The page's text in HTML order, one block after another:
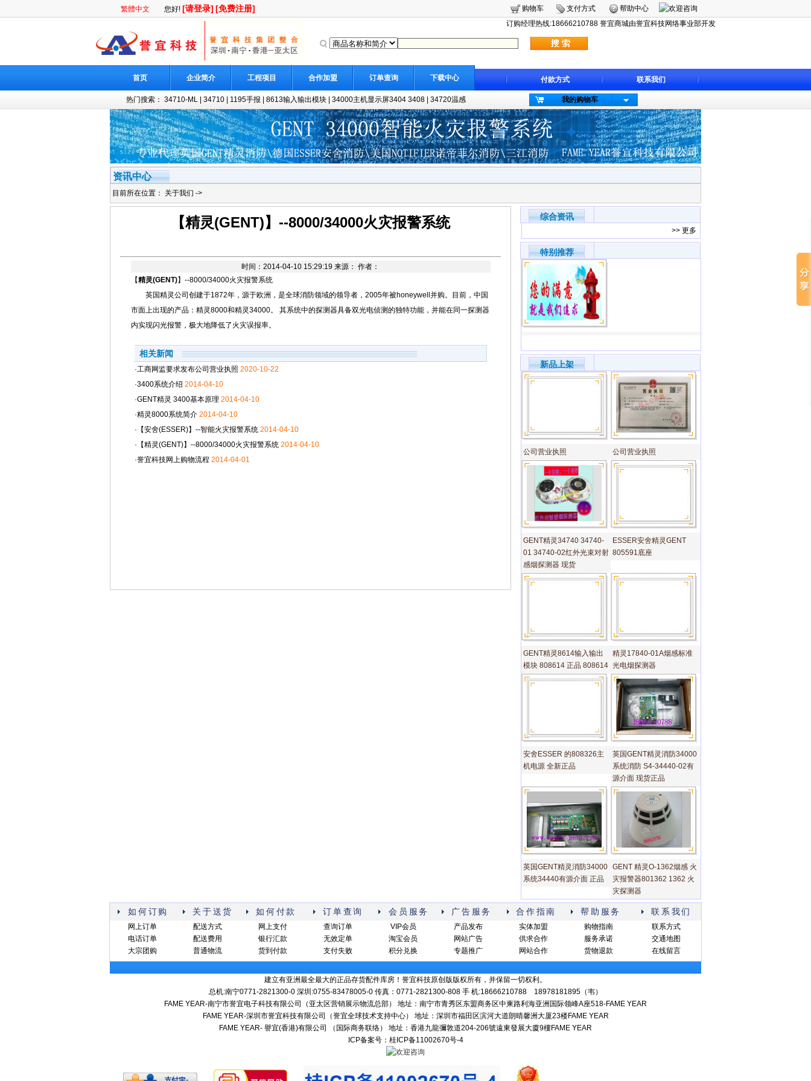
繁體中文 您好! [请登录] [免费注册] 购物车 支付方式
帮助中心
订购经理热线:18666210788 誉宜商城由誉宜科技网络事业部开发
首页 企业简介 工程项目 合作加盟 订单查询 下载中心 付款方式 联系我们
热门搜索： 34710-ML 34710 1195手报 8613输入输出模块 34000主机显示屏3404 3408 34720温感 我的购物车
资讯中心
目前所在位置： 关于我们 ->
【精灵(GENT)】--8000/34000火灾报警系统
时间：2014-04-10 15:29:19 来源： 作者：
【精灵(GENT)】--8000/34000火灾报警系统
英国精灵公司创建于1872年，源于欧洲，是全球消防领域的领导者，2005年被honeywell并购。目前，中国
市面上出现的产品：精灵8000和精灵34000。 其系统中的探测器具备双光电侦测的独特功能，并能在同一探测器
内实现闪光报警，极大地降低了火灾误报率。
相关新闻
·工商网监要求发布公司营业执照 2020-10-22
·3400系统介绍 2014-04-10
·GENT精灵 3400基本原理 2014-04-10
·精灵8000系统简介 2014-04-10
·【安舍(ESSER)】--智能火灾报警系统 2014-04-10
·【精灵(GENT)】--8000/34000火灾报警系统 2014-04-10
·誉宜科技网上购物流程 2014-04-01
综合资讯
>> 更多
特别推荐
新品上架
公司营业执照 公司营业执照
GENT精灵34740 34740-
01 34740-02红外光束对射
感烟探测器 现货
ESSER安舍精灵GENT
805591底座
GENT精灵8614输入输出
模块 808614 正品 808614
精灵17840-01A烟感标准
光电烟探测器
安舍ESSER 的808326主
机电源 全新正品
英国GENT精灵消防34000
系统消防 S4-34440-02有
源介面 现货正品
英国GENT精灵消防34000
系统34440有源介面 正品
GENT 精灵O-1362烟感 火
灾报警器801362 1362 火
灾探测器
如何订购 关于送货 如何付款 订单查询 会员服务 广告服务 合作指南 帮助服务 联系我们
网上订单
电话订单
大宗团购
配送方式
配送费用
普通物流
网上支付
银行汇款
货到付款
查询订单
无效定单
支付失败
VIP会员
淘宝会员
积分兑换
产品发布
网站广告
专题推广
实体加盟
供求合作
网站合作
购物指南
服务承诺
货物退款
联系方式
交通地图
在线留言
建立有亚洲最全最大的正品存货配件库房！誉宜科技原创版版权所有，并保留一切权利。
总机:南宁0771-2821300-0 深圳:0755-83478005-0 传真：0771-2821300-808 手 机:18666210788 18978181895（韦）
FAME YEAR-南宁市誉宜电子科技有限公司（亚太区营销展示物流总部） 地址：南宁市青秀区东盟商务区中柬路利海亚洲国际领峰A座518-FAME YEAR
FAME YEAR-深圳市誉宜科技有限公司（誉宜全球技术支持中心） 地址：深圳市福田区滨河大道朗晴馨洲大厦23楼FAME YEAR
FAME YEAR- 譽宜(香港)有限公司 （国际商务联络） 地址：香港九龍彌敦道204-206號遠東發展大廈9樓FAME YEAR
ICP备案号：桂ICP备11002670号-4